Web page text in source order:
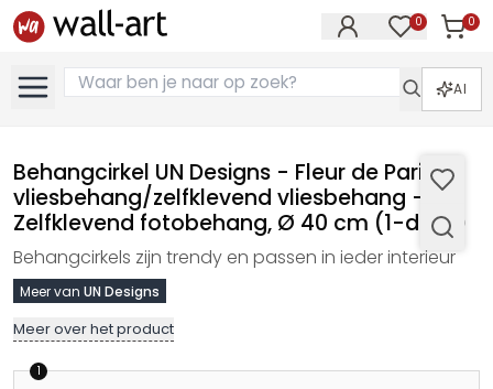
0 0
AI
Behangcirkel UN Designs - Fleur de Paris -
vliesbehang/zelfklevend vliesbehang -
Zelfklevend fotobehang, Ø 40 cm (1-delig)
Behangcirkels zijn trendy en passen in ieder interieur
Meer van UN Designs
Meer over het product
1